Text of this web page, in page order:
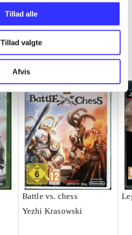
Tillad alle
Tillad valgte
Afvis
Battle vs. chess
Yezhi Krasowski